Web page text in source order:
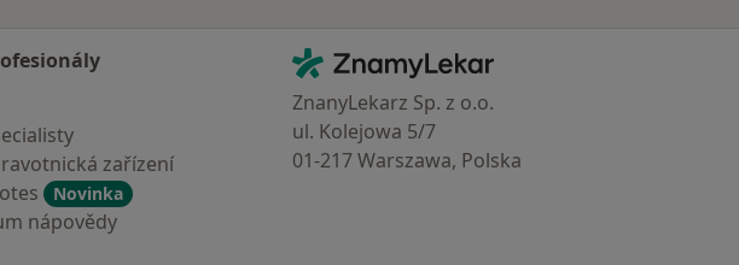
zařízení
Novinka
nápovědy
Kontakt
ZnamyLekar - Hlavní stránka
ZnanyLekarz Sp. z o.o.
ul. Kolejowa 5/7
01-217 Warszawa, Polska